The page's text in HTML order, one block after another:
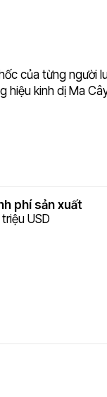
của từng người
hiệu kinh dị Ma
phí sản xuất
USD